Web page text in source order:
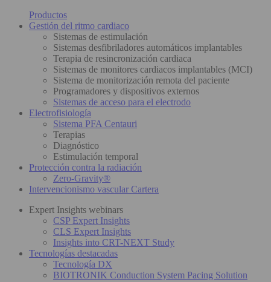
Productos
Gestión del ritmo cardiaco
Sistemas de estimulación
Sistemas desfibriladores automáticos implantables
Terapia de resincronización cardiaca
Sistemas de monitores cardiacos implantables (MCI)
Sistema de monitorización remota del paciente
Programadores y dispositivos externos
Sistemas de acceso para el electrodo
Electrofisiología
Sistema PFA Centauri
Terapias
Diagnóstico
Estimulación temporal
Protección contra la radiación
Zero-Gravity®
Intervencionismo vascular Cartera
Expert Insights webinars
CSP Expert Insights
CLS Expert Insights
Insights into CRT-NEXT Study
Tecnologías destacadas
Tecnología DX
BIOTRONIK Conduction System Pacing Solution